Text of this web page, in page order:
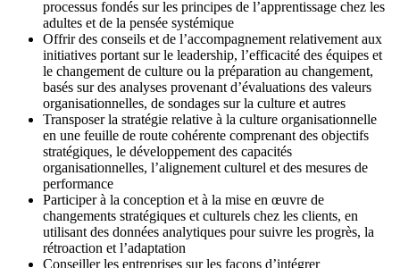
processus fondés sur les principes de l’apprentissage chez les
adultes et de la pensée systémique
Offrir des conseils et de l’accompagnement relativement aux
initiatives portant sur le leadership, l’efficacité des équipes et
le changement de culture ou la préparation au changement,
basés sur des analyses provenant d’évaluations des valeurs
organisationnelles, de sondages sur la culture et autres
Transposer la stratégie relative à la culture organisationnelle
en une feuille de route cohérente comprenant des objectifs
stratégiques, le développement des capacités
organisationnelles, l’alignement culturel et des mesures de
performance
Participer à la conception et à la mise en œuvre de
changements stratégiques et culturels chez les clients, en
utilisant des données analytiques pour suivre les progrès, la
rétroaction et l’adaptation
Conseiller les entreprises sur les façons d’intégrer